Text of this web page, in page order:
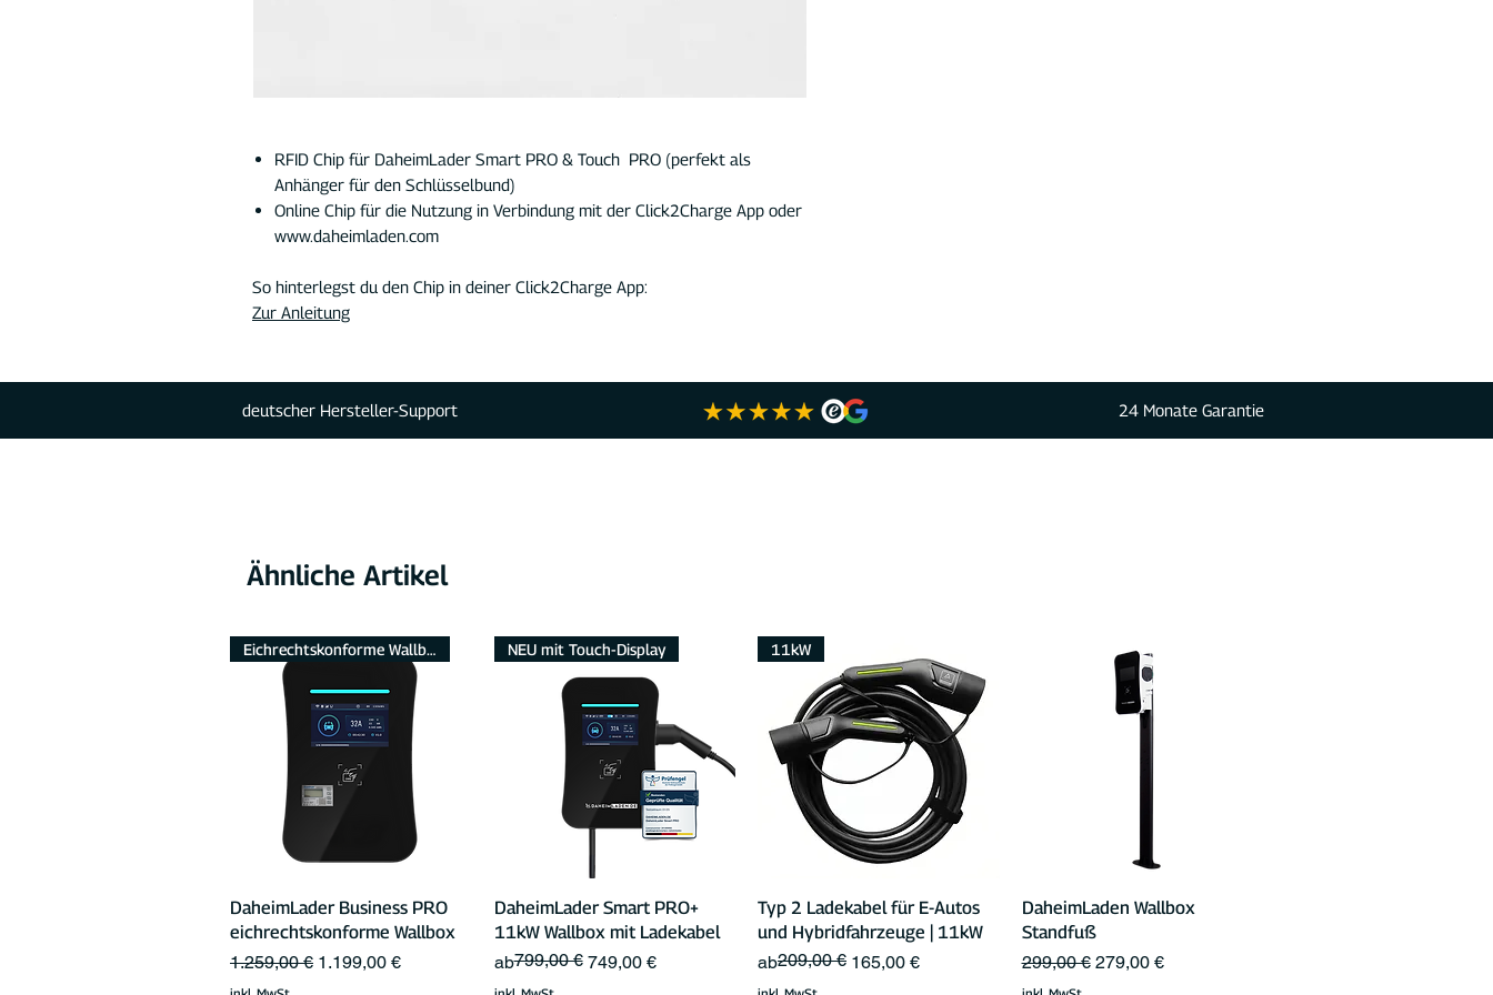
RFID Chip für DaheimLader Smart PRO & Touch PRO (perfekt als
Anhänger für den Schlüsselbund)
Online Chip für die Nutzung in Verbindung mit der Click2Charge App oder
www.daheimladen.com
So hinterlegst du den Chip in deiner Click2Charge App:
Zur Anleitung
deutscher Hersteller-Support 24 Monate Garantie
Ähnliche Artikel
Schnellansicht
Eichrechtskonforme Wallbox
DaheimLader Business PRO
eichrechtskonforme Wallbox
Standardpreis
1.259,00 € Sale-Preis
1.199,00 €
Schnellansicht
NEU mit Touch-Display
DaheimLader Smart PRO+
11kW Wallbox mit Ladekabel
ab
Standardpreis
799,00 € 749,00 €
Sale-Preis
Schnellansicht
11kW
Typ 2 Ladekabel für E-Autos
und Hybridfahrzeuge | 11kW
ab
Standardpreis
209,00 € 165,00 €
Sale-Preis
Schnellansicht
DaheimLaden Wallbox
Standfuß
Standardpreis
299,00 € Sale-Preis
279,00 €